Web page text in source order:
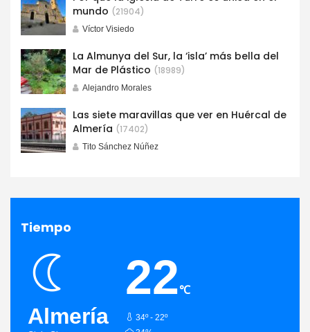
mundo (21904)
Víctor Visiedo
La Almunya del Sur, la ‘isla’ más bella del
Mar de Plástico (18989)
Alejandro Morales
Las siete maravillas que ver en Huércal de
Almería (17402)
Tito Sánchez Núñez
Tiempo
Almería
22℃
34º - 22º